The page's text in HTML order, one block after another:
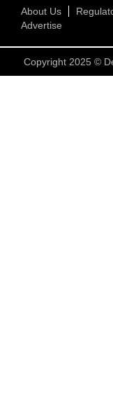
About Us
Advertise
Copyright 2025 ©